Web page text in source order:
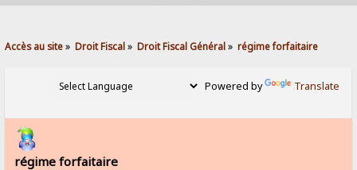
Accès au site» Droit Fiscal» Droit Fiscal Général» régime forfaitaire
Powered by Translate
régime forfaitaire